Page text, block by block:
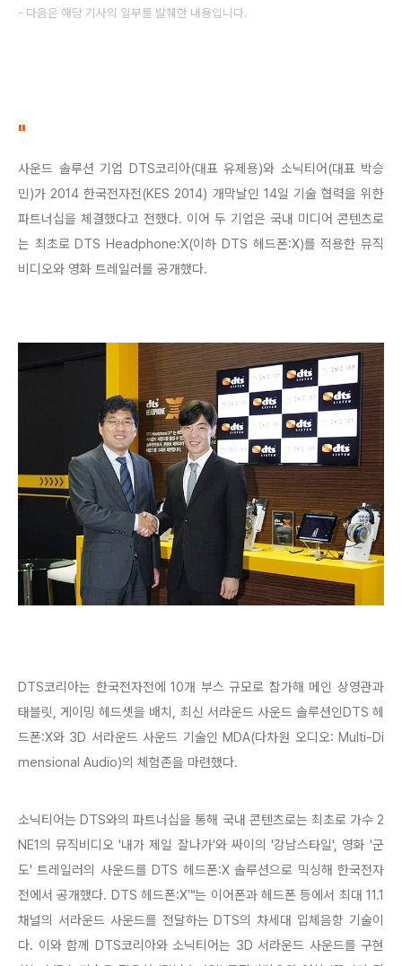
- 다음은 해당 기사의 일부를 발췌한 내용입니다.
"
사운드 솔루션 기업 DTS코리아(대표 유제용)와 소닉티어(대표 박승
민)가 2014 한국전자전(KES 2014) 개막날인 14일 기술 협력을 위한
파트너십을 체결했다고 전했다. 이어 두 기업은 국내 미디어 콘텐츠로
는 최초로 DTS Headphone:X(이하 DTS 헤드폰:X)를 적용한 뮤직
비디오와 영화 트레일러를 공개했다.
DTS코리아는 한국전자전에 10개 부스 규모로 참가해 메인 상영관과
태블릿, 게이밍 헤드셋을 배치, 최신 서라운드 사운드 솔루션인DTS 헤
드폰:X와 3D 서라운드 사운드 기술인 MDA(다차원 오디오: Multi-Di
mensional Audio)의 체험존을 마련했다.
소닉티어는 DTS와의 파트너십을 통해 국내 콘텐츠로는 최초로 가수 2
NE1의 뮤직비디오 '내가 제일 잘나가'와 싸이의 '강남스타일', 영화 '군
도' 트레일러의 사운드를 DTS 헤드폰:X 솔루션으로 믹싱해 한국전자
전에서 공개했다. DTS 헤드폰:X™는 이어폰과 헤드폰 등에서 최대 11.1
채널의 서라운드 사운드를 전달하는 DTS의 차세대 입체음향 기술이
다. 이와 함께 DTS코리아와 소닉티어는 3D 서라운드 사운드를 구현